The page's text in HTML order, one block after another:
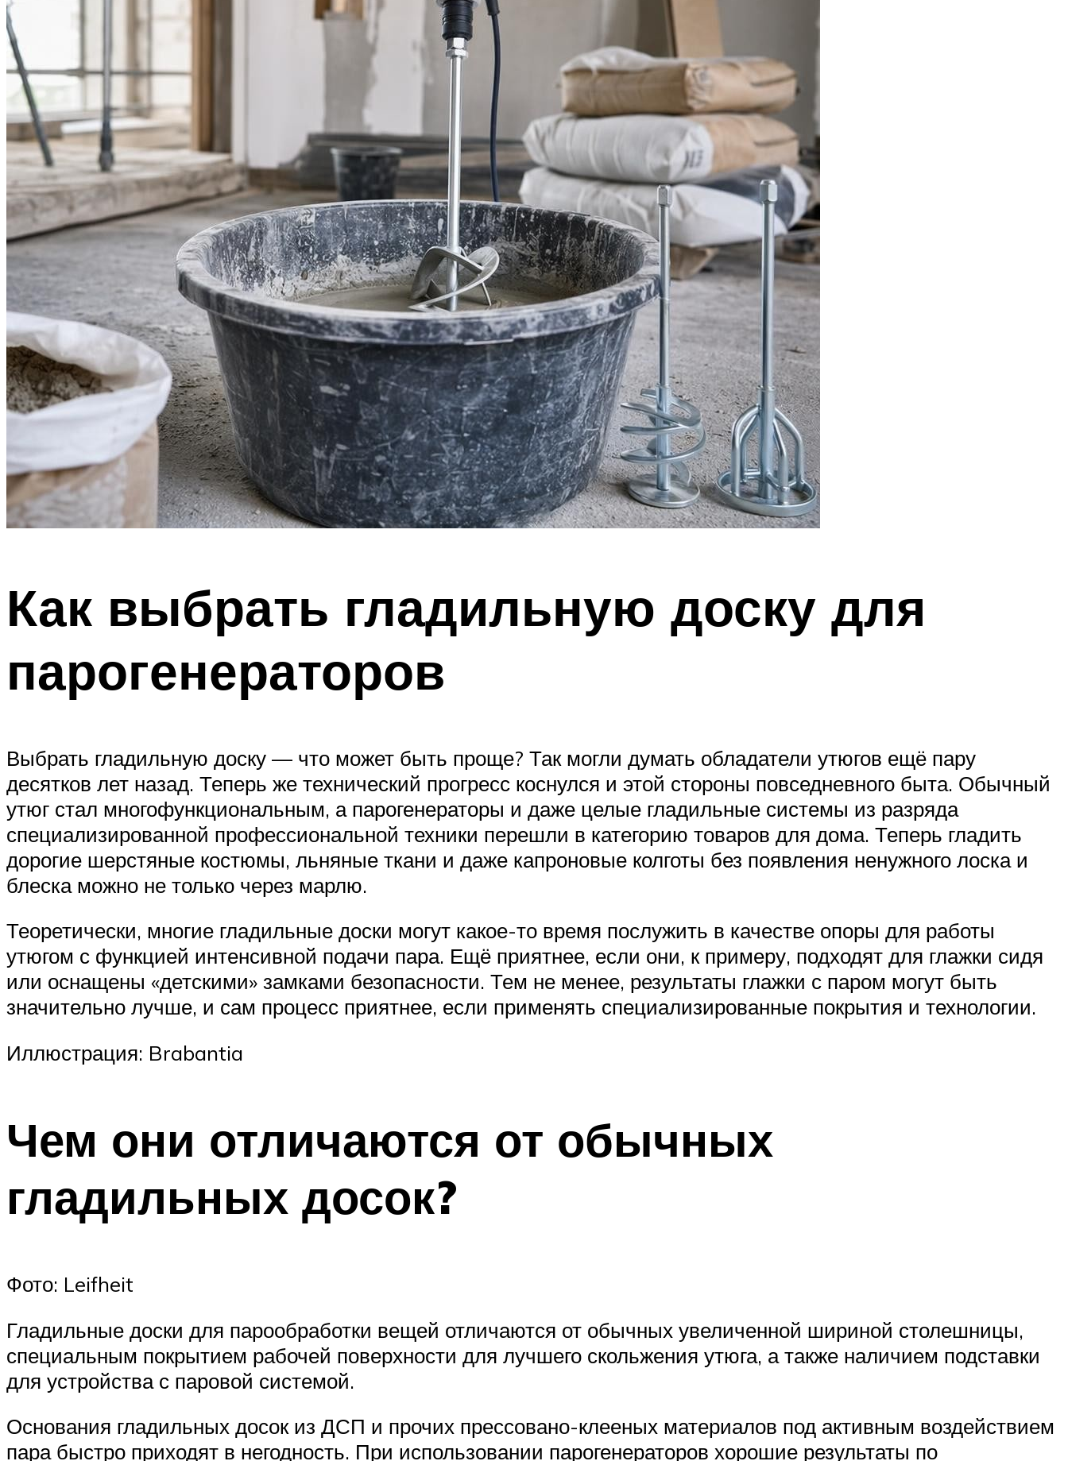
Как выбрать гладильную доску для
парогенераторов
Выбрать гладильную доску — что может быть проще? Так могли думать обладатели утюгов ещё пару
десятков лет назад. Теперь же технический прогресс коснулся и этой стороны повседневного быта. Обычный
утюг стал многофункциональным, а парогенераторы и даже целые гладильные системы из разряда
специализированной профессиональной техники перешли в категорию товаров для дома. Теперь гладить
дорогие шерстяные костюмы, льняные ткани и даже капроновые колготы без появления ненужного лоска и
блеска можно не только через марлю.
Теоретически, многие гладильные доски могут какое-то время послужить в качестве опоры для работы
утюгом с функцией интенсивной подачи пара. Ещё приятнее, если они, к примеру, подходят для глажки сидя
или оснащены «детскими» замками безопасности. Тем не менее, результаты глажки с паром могут быть
значительно лучше, и сам процесс приятнее, если применять специализированные покрытия и технологии.
Иллюстрация: Brabantia
Чем они отличаются от обычных
гладильных досок?
Фото: Leifheit
Гладильные доски для парообработки вещей отличаются от обычных увеличенной шириной столешницы,
специальным покрытием рабочей поверхности для лучшего скольжения утюга, а также наличием подставки
для устройства с паровой системой.
Основания гладильных досок из ДСП и прочих прессовано-клееных материалов под активным воздействием
пара быстро приходят в негодность. При использовании парогенераторов хорошие результаты по